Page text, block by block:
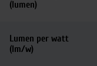
(lumen)
Lumen per watt
(lm/w)